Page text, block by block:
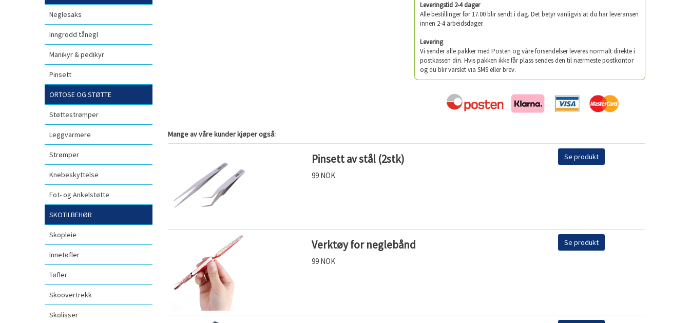
Neglesaks
Inngrodd tånegl
Manikyr & pedikyr
Pinsett
ORTOSE OG STØTTE
Støttestrømper
Leggvarmere
Strømper
Knebeskyttelse
Fot- og Ankelstøtte
SKOTILBEHØR
Skopleie
Innetøfler
Tøfler
Skoovertrekk
Skolisser
Leveringstid 2-4 dager
Alle bestillinger før 17.00 blir sendt i dag. Det betyr vanligvis at du har leveransen
innen 2-4 arbeidsdager.
Levering
Vi sender alle pakker med Posten og våre forsendelser leveres normalt direkte i
postkassen din. Hvis pakken ikke får plass sendes den til nærmeste postkontor
og du blir varslet via SMS eller brev.
Mange av våre kunder kjøper også:
Pinsett av stål (2stk)
99 NOK
Se produkt
Verktøy for neglebånd
99 NOK
Se produkt